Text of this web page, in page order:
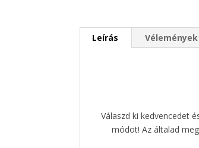
Leírás Vélemények
Válaszd ki kedvencedet
módot! Az általad